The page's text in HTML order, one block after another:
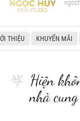
THIỆU KHUYẾN MÃI
Hiện
nhà